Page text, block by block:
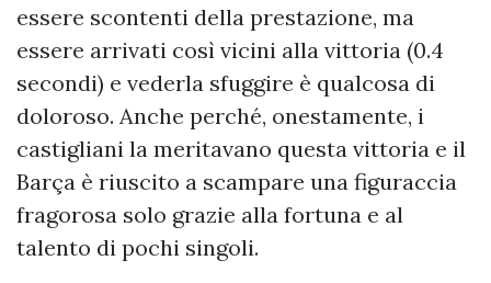
essere scontenti della prestazione, ma
essere arrivati così vicini alla vittoria (0.4
secondi) e vederla sfuggire è qualcosa di
doloroso. Anche perché, onestamente, i
castigliani la meritavano questa vittoria e il
Barça è riuscito a scampare una figuraccia
fragorosa solo grazie alla fortuna e al
talento di pochi singoli.